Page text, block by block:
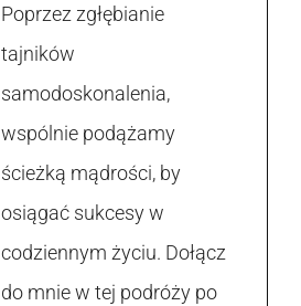
Poprzez zgłębianie
tajników
samodoskonalenia,
wspólnie podążamy
ścieżką mądrości, by
osiągać sukcesy w
codziennym życiu. Dołącz
do mnie w tej podróży po